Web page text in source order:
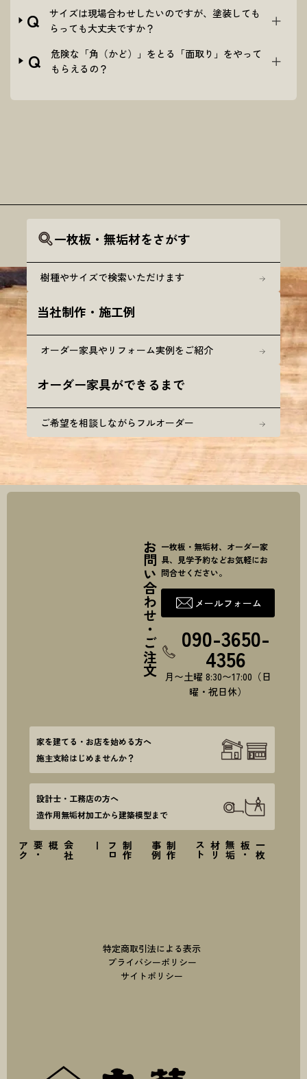
Q
サイズは現場合わせしたいのですが、塗装しても
らっても大丈夫ですか？
Q
危険な「角（かど）」をとる「面取り」をやって
もらえるの？
一枚板・無垢材をさがす
樹種やサイズで検索いただけます
当社制作・施工例
オーダー家具やリフォーム実例をご紹介
オーダー家具ができるまで
ご希望を相談しながらフルオーダー
お問い合わせ・ご注文 一枚板・無垢材、オーダー家
具、見学予約などお気軽にお
問合せください。
メールフォーム
090-3650-
4356
月〜土曜 8:30〜17:00（日
曜・祝日休）
家を建てる・お店を始める方へ
施主支給はじめませんか？
設計士・工務店の方へ
造作用無垢材加工から建築模型まで
一
枚
板
・
無
垢
材
リ
ス
ト
制
作
事
例
制
作
フ
ロ
ー
会
社
概要
・
ア
ク
セ
特定商取引法による表示
プライバシーポリシー
サイトポリシー